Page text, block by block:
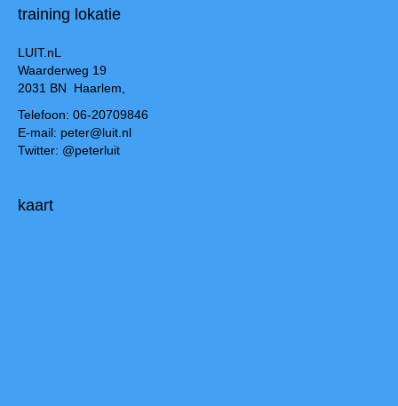
training lokatie
LUIT.nL
Waarderweg 19
2031 BN Haarlem,
Telefoon: 06-20709846
E-mail: peter@luit.nl
Twitter: @peterluit
kaart